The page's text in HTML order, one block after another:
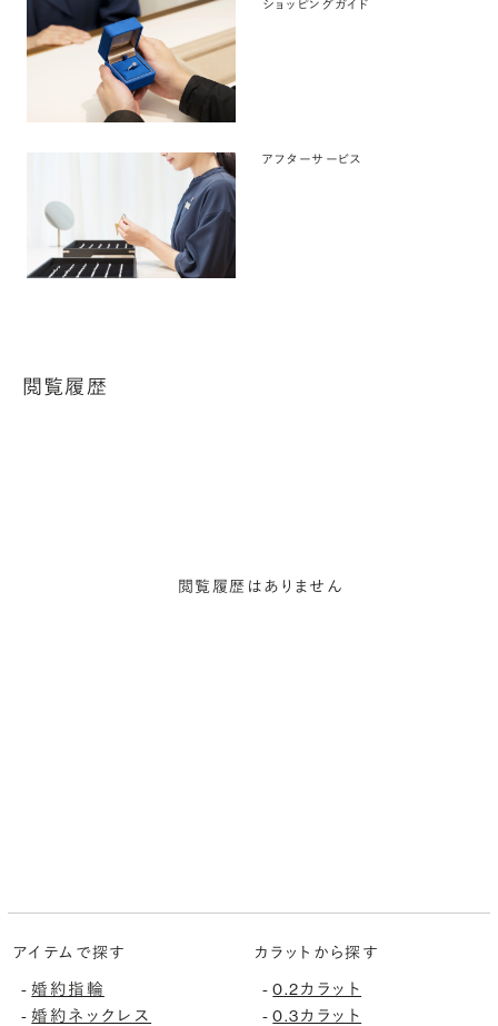
ショッピングガイド
アフターサービス
閲覧履歴
閲覧履歴はありません
アイテムで探す
-婚約指輪
-婚約ネックレス
カラットから探す
-0.2カラット
-0.3カラット